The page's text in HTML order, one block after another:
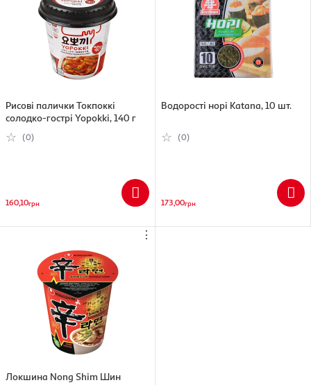
Рисові палички Токпоккі
солодко-гострі Yopokki, 140 г
(0)
160,10грн
Водорості норі Katana, 10 шт.
(0)
173,00грн
⋮
Локшина Nong Shim Шин